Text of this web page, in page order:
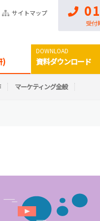
サイトマップ
受付
) 資料ダウンロード
マーケティング全般